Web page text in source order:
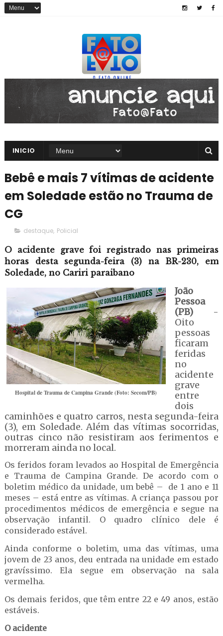
INICIO
Bebê e mais 7 vítimas de acidente
em Soledade estão no Trauma de
CG
destaque, Policial
O acidente grave foi registrado nas primeiras
horas desta segunda-feira (3) na BR-230, em
Soledade, no Cariri paraibano
Hospital de Trauma de Campina Grande (Foto: Secom/PB)
João
Pessoa
(PB)-
Oito
pessoas
ficaram
feridas
no
acidente
grave
entre
dois
caminhões e quatro carros, nesta segunda-feira
(3), em Soledade. Além das vítimas socorridas,
outras cinco não resistiram aos ferimentos e
morreram ainda no local.
Os feridos foram levados ao Hospital de Emergência
e Trauma de Campina Grande. De acordo com o
boletim médico da unidade, um bebê – de 1 ano e 11
meses – está entre as vítimas. A criança passou por
procedimentos médicos de emergência e segue na
observação infantil. O quadro clínico dele é
considerado estável.
Ainda conforme o boletim, uma das vítimas, uma
jovem de 23 anos, deu entrada na unidade em estado
gravíssimo. Ela segue em observação na sala
vermelha.
Os demais feridos, que têm entre 22 e 49 anos, estão
estáveis.
O acidente